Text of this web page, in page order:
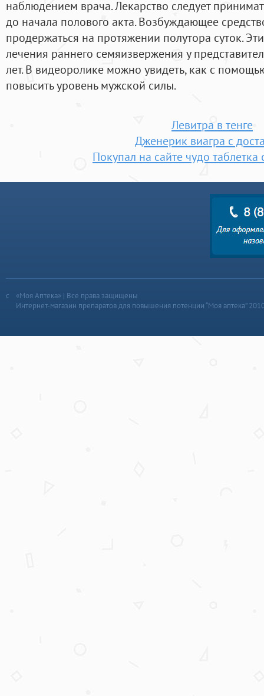
наблюдением врача. Лекарство следует
до начала полового акта. Возбуждающее
продержаться на протяжении полутора суток.
лечения раннего семяизвержения у
лет. В видеоролике можно увидеть, как с
повысить уровень мужской силы.
Левитра в тенге
Дженерик виагра с
Покупал на сайте чудо
«Моя Аптека» | Все права защищены
Интернет-магазин препаратов для повышения потенции “Моя аптека”